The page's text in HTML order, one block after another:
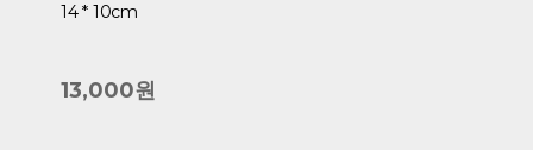
14 * 10cm
13,000원